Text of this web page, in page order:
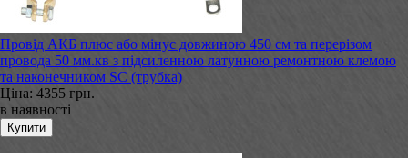
Провід АКБ плюс або мінус довжиною 450 см та перерізом
провода 50 мм.кв з підсиленною латунною ремонтною клемою
та наконечником SC (трубка)
Ціна: 4355 грн.
в наявності